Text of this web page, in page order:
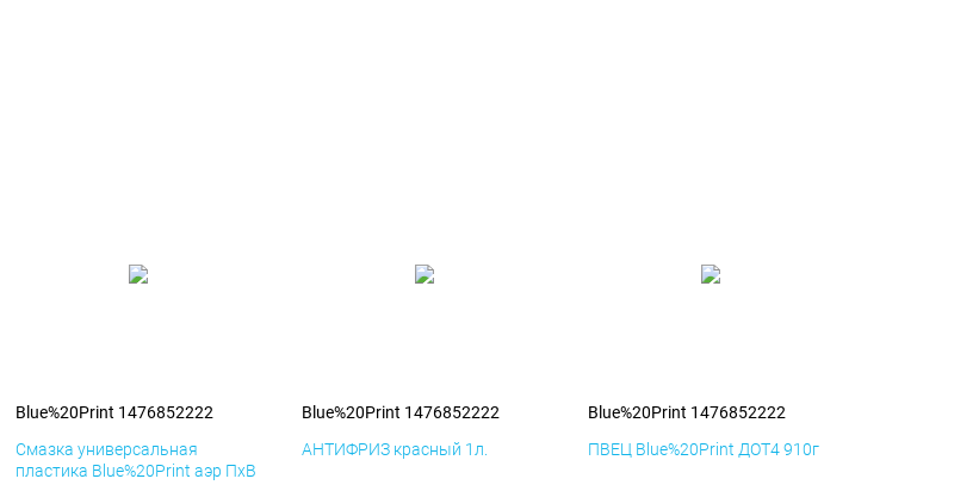
Blue%20Print 1476852222
Смазка универсальная
пластика Blue%20Print аэр ПхВ
Blue%20Print 1476852222
АНТИФРИЗ красный 1л.
Blue%20Print 1476852222
ПВЕЦ Blue%20Print ДОТ4 910г